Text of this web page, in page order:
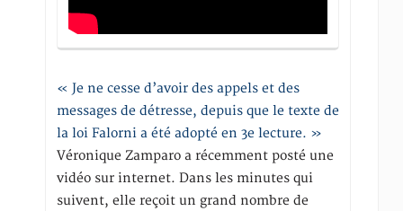
« Je ne cesse d’avoir des appels et des
messages de détresse, depuis que le texte de
la loi Falorni a été adopté en 3e lecture. »
Véronique Zamparo a récemment posté une
vidéo sur internet. Dans les minutes qui
suivent, elle reçoit un grand nombre de